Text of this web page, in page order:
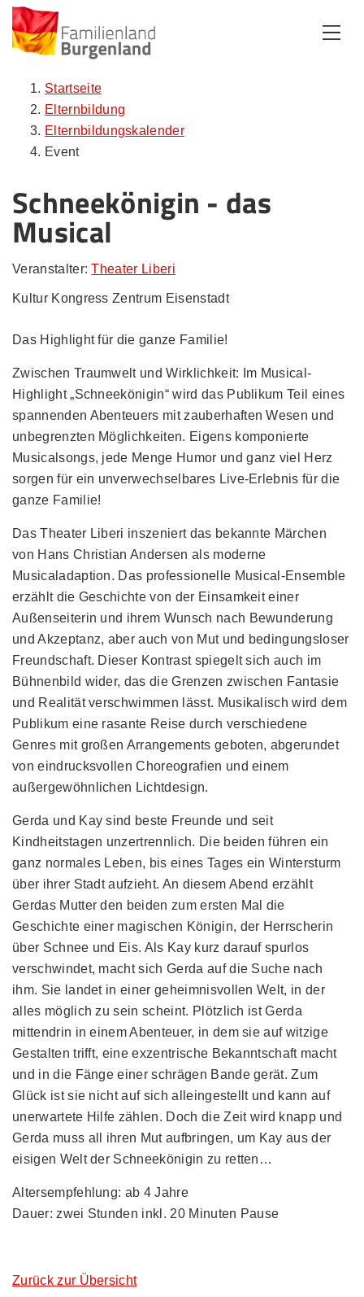
Startseite
Elternbildung
Elternbildungskalender
Event
Schneekönigin - das
Musical
Veranstalter:Theater Liberi
Kultur Kongress Zentrum Eisenstadt
Das Highlight für die ganze Familie!
Zwischen Traumwelt und Wirklichkeit: Im Musical-
Highlight „Schneekönigin“ wird das Publikum Teil eines
spannenden Abenteuers mit zauberhaften Wesen und
unbegrenzten Möglichkeiten. Eigens komponierte
Musicalsongs, jede Menge Humor und ganz viel Herz
sorgen für ein unverwechselbares Live-Erlebnis für die
ganze Familie!
Das Theater Liberi inszeniert das bekannte Märchen
von Hans Christian Andersen als moderne
Musicaladaption. Das professionelle Musical-Ensemble
erzählt die Geschichte von der Einsamkeit einer
Außenseiterin und ihrem Wunsch nach Bewunderung
und Akzeptanz, aber auch von Mut und bedingungsloser
Freundschaft. Dieser Kontrast spiegelt sich auch im
Bühnenbild wider, das die Grenzen zwischen Fantasie
und Realität verschwimmen lässt. Musikalisch wird dem
Publikum eine rasante Reise durch verschiedene
Genres mit großen Arrangements geboten, abgerundet
von eindrucksvollen Choreografien und einem
außergewöhnlichen Lichtdesign.
Gerda und Kay sind beste Freunde und seit
Kindheitstagen unzertrennlich. Die beiden führen ein
ganz normales Leben, bis eines Tages ein Wintersturm
über ihrer Stadt aufzieht. An diesem Abend erzählt
Gerdas Mutter den beiden zum ersten Mal die
Geschichte einer magischen Königin, der Herrscherin
über Schnee und Eis. Als Kay kurz darauf spurlos
verschwindet, macht sich Gerda auf die Suche nach
ihm. Sie landet in einer geheimnisvollen Welt, in der
alles möglich zu sein scheint. Plötzlich ist Gerda
mittendrin in einem Abenteuer, in dem sie auf witzige
Gestalten trifft, eine exzentrische Bekanntschaft macht
und in die Fänge einer schrägen Bande gerät. Zum
Glück ist sie nicht auf sich alleingestellt und kann auf
unerwartete Hilfe zählen. Doch die Zeit wird knapp und
Gerda muss all ihren Mut aufbringen, um Kay aus der
eisigen Welt der Schneekönigin zu retten…
Altersempfehlung: ab 4 Jahre
Dauer: zwei Stunden inkl. 20 Minuten Pause
Zurück zur Übersicht